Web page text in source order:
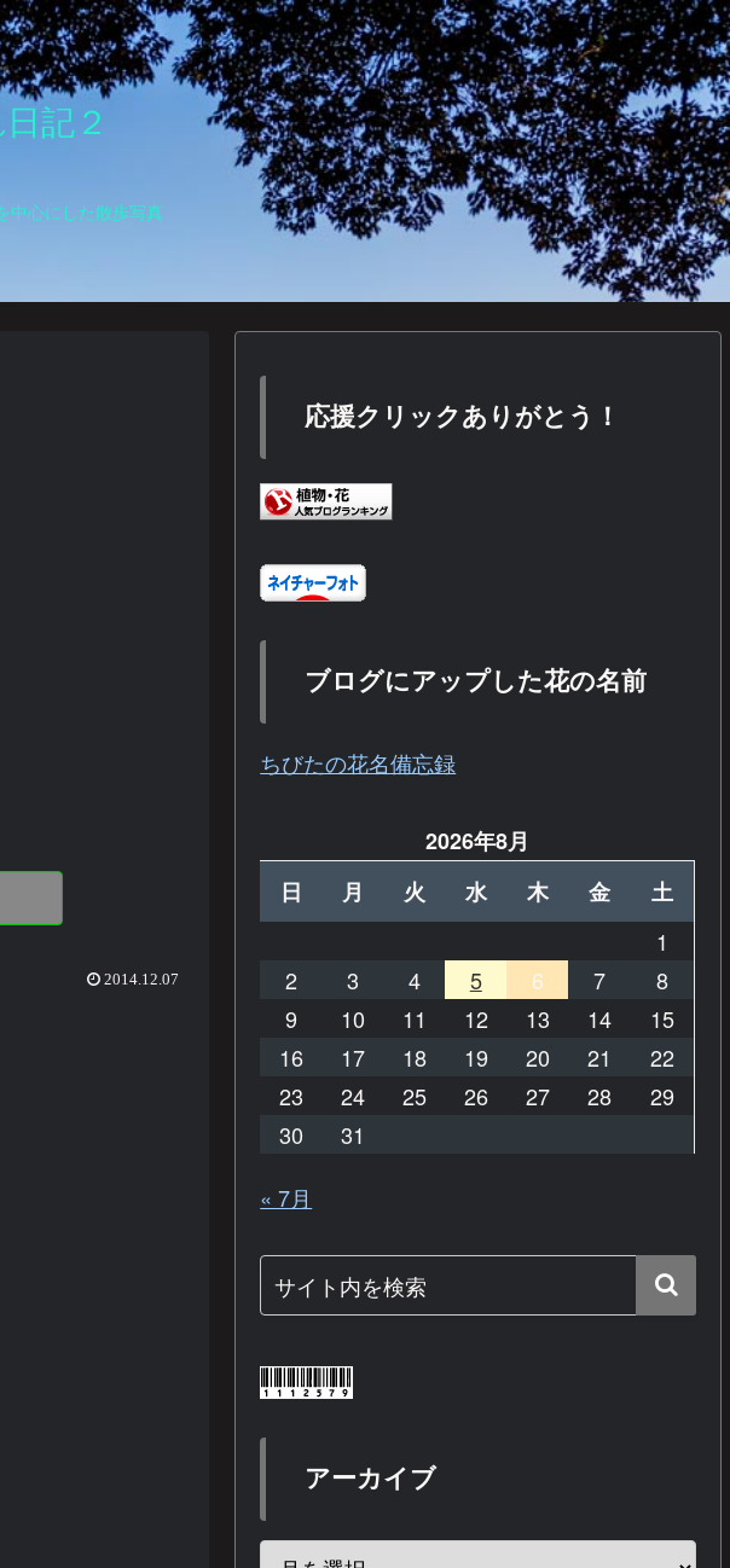
記２
中心にした散歩写真
2014.12.07
応援クリックありがとう！
ブログにアップした花の名前
ちびたの花名備忘録
2026年8月
日
月 火 水 木 金
土
1
2
3 4 5 6 7
8
9
10 11 12 13 14
15
16
17 18 19 20 21
22
23
24 25 26 27 28
29
30
31
« 7月
アーカイブ